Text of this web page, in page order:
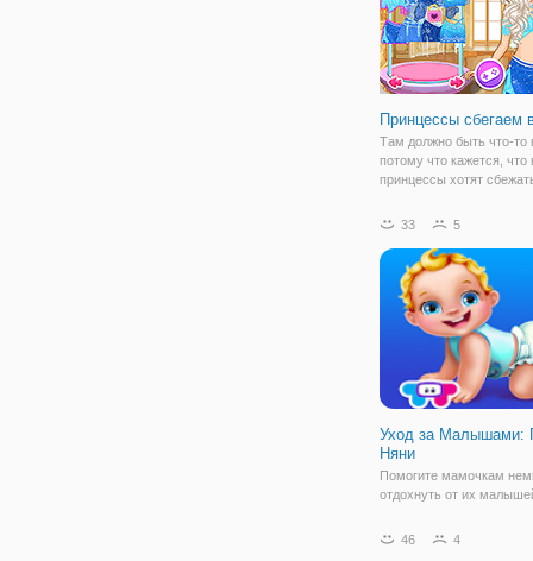
Принцессы сбегаем
Там должно быть что-то
потому что кажется, что
принцессы хотят
качестве примера
свадьба, одетый в
наряд. Элли всегда
33 5
Уход за Малышами:
Няни
Помогите мамочкам
отдохнуть от их
делают, что ухаживают
46 4